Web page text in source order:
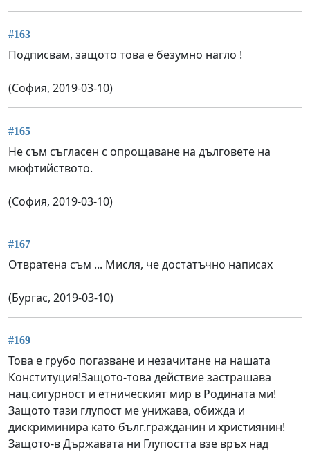
#163
Подписвам, защото това е безумно нагло !
(София, 2019-03-10)
#165
Не съм съгласен с опрощаване на дълговете на
мюфтийството.
(София, 2019-03-10)
#167
Отвратена съм ... Мисля, че достатъчно написах
(Бургас, 2019-03-10)
#169
Това е грубо погазване и незачитане на нашата
Конституция!Защото-това действие застрашава
нац.сигурност и етническият мир в Родината ми!
Защото тази глупост ме унижава, обижда и
дискриминира като бълг.гражданин и християнин!
Защото-в Държавата ни Глупостта взе връх над